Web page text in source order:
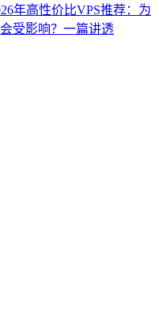
年高性价比VPS推荐：为
受影响？一篇讲透